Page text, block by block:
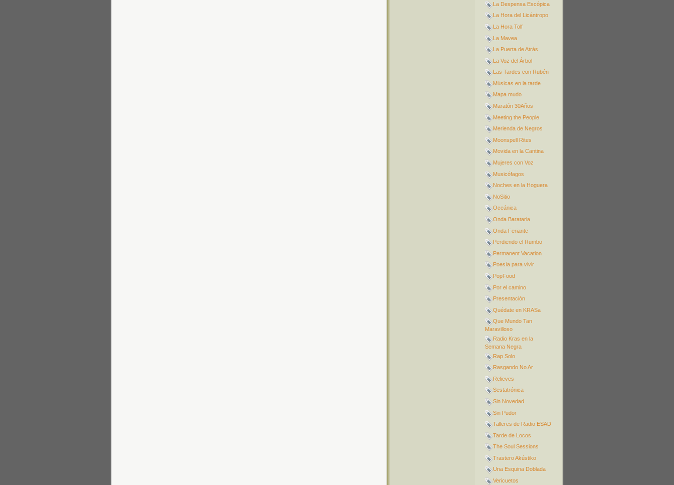
La Despensa Escópica
La Hora del Licántropo
La Hora Tolf
La Mavea
La Puerta de Atrás
La Voz del Árbol
Las Tardes con Rubén
Músicas en la tarde
Mapa mudo
Maratón 30Años
Meeting the People
Merienda de Negros
Moonspell Rites
Movida en la Cantina
Mujeres con Voz
Musicófagos
Noches en la Hoguera
NoSitio
Oceánica
Onda Barataria
Onda Feriante
Perdiendo el Rumbo
Permanent Vacation
Poesía para vivir
PopFood
Por el camino
Presentación
Quédate en KRASa
Que Mundo Tan
Maravilloso
Radio Kras en la
Semana Negra
Rap Solo
Rasgando No Ar
Relieves
Sestatrónica
Sin Novedad
Sin Pudor
Talleres de Radio ESAD
Tarde de Locos
The Soul Sessions
Trastero Akústiko
Una Esquina Doblada
Vericuetos